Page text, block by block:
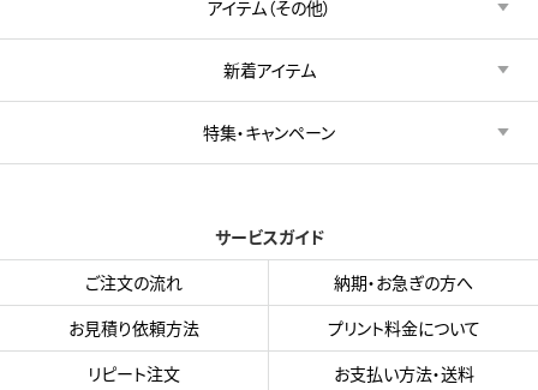
アイテム（その他）
新着アイテム
特集・キャンペーン
サービスガイド
ご注文の流れ
納期・お急ぎの方へ
お見積り依頼方法
プリント料金について
リピート注文
お支払い方法・送料